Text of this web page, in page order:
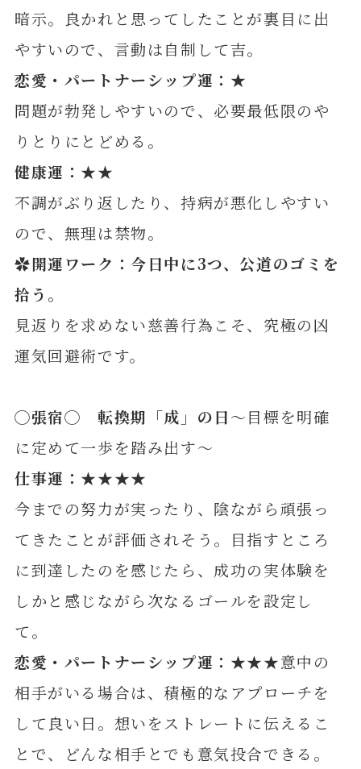
暗示。良かれと思ってしたことが裏目に出
やすいので、言動は自制して吉。
恋愛・パートナーシップ運：★
問題が勃発しやすいので、必要最低限のや
りとりにとどめる。
健康運：★★
不調がぶり返したり、持病が悪化しやすい
ので、無理は禁物。
✿開運ワーク：今日中に3つ、公道のゴミを
拾う。
見返りを求めない慈善行為こそ、究極の凶
運気回避術です。
◯張宿◯ 転換期「成」の日～目標を明確
に定めて一歩を踏み出す～
仕事運：★★★★
今までの努力が実ったり、陰ながら頑張っ
てきたことが評価されそう。目指すところ
に到達したのを感じたら、成功の実体験を
しかと感じながら次なるゴールを設定し
て。
恋愛・パートナーシップ運：★★★意中の
相手がいる場合は、積極的なアプローチを
して良い日。想いをストレートに伝えるこ
とで、どんな相手とでも意気投合できる。